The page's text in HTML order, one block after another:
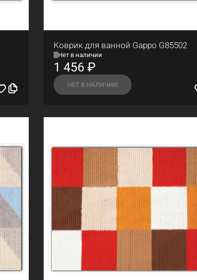
Коврик для ванной Gappo G85502
Нет в наличии
1 456 ₽
НЕТ В НАЛИЧИИ